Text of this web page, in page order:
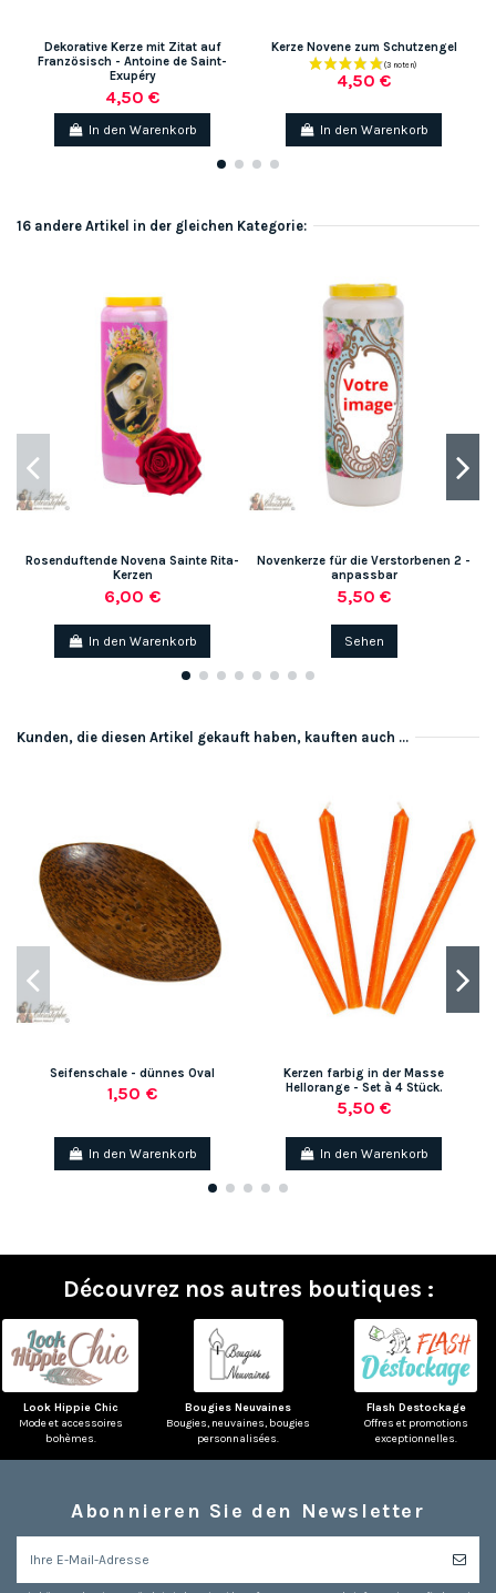
Dekorative Kerze mit Zitat auf
Französisch - Antoine de Saint-
Exupéry
4,50 €
In den Warenkorb
Kerze Novene zum Schutzengel
4,50 €
In den Warenkorb
16 andere Artikel in der gleichen Kategorie:
Rosenduftende Novena Sainte Rita-
Kerzen
6,00 €
In den Warenkorb
Novenkerze für die Verstorbenen 2 -
anpassbar
5,50 €
Sehen
Kunden, die diesen Artikel gekauft haben, kauften auch ...
Seifenschale - dünnes Oval
1,50 €
In den Warenkorb
Kerzen farbig in der Masse
Hellorange - Set à 4 Stück.
5,50 €
In den Warenkorb
Découvrez nos autres boutiques :
Look Hippie Chic
Mode et accessoires
bohèmes.
Bougies Neuvaines
Bougies, neuvaines, bougies
personnalisées.
Flash Destockage
Offres et promotions
exceptionnelles.
Abonnieren Sie den Newsletter